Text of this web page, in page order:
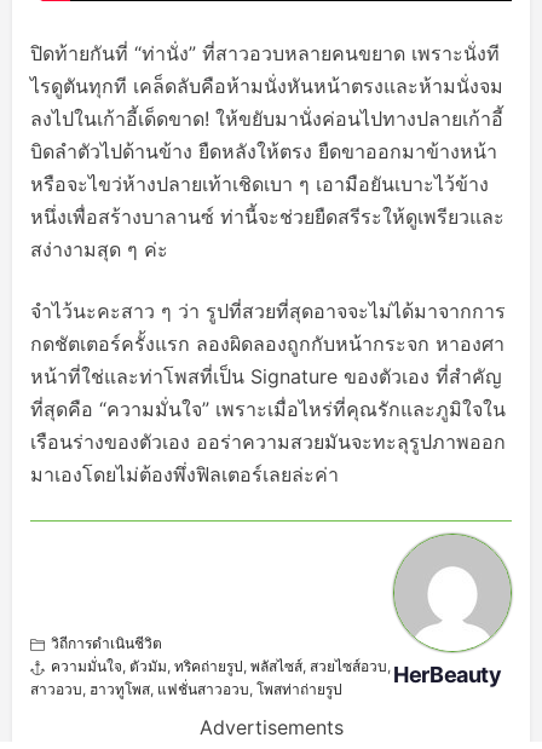
ปิดท้ายกันที่ “ท่านั่ง” ที่สาวอวบหลายคนขยาด เพราะนั่งที
ไรดูตันทุกที เคล็ดลับคือห้ามนั่งหันหน้าตรงและห้ามนั่งจม
ลงไปในเก้าอี้เด็ดขาด! ให้ขยับมานั่งค่อนไปทางปลายเก้าอี้
บิดลำตัวไปด้านข้าง ยืดหลังให้ตรง ยืดขาออกมาข้างหน้า
หรือจะไขว่ห้างปลายเท้าเชิดเบา ๆ เอามือยันเบาะไว้ข้าง
หนึ่งเพื่อสร้างบาลานซ์ ท่านี้จะช่วยยืดสรีระให้ดูเพรียวและ
สง่างามสุด ๆ ค่ะ
จำไว้นะคะสาว ๆ ว่า รูปที่สวยที่สุดอาจจะไม่ได้มาจากการ
กดชัตเตอร์ครั้งแรก ลองผิดลองถูกกับหน้ากระจก หาองศา
หน้าที่ใช่และท่าโพสที่เป็น Signature ของตัวเอง ที่สำคัญ
ที่สุดคือ “ความมั่นใจ” เพราะเมื่อไหร่ที่คุณรักและภูมิใจใน
เรือนร่างของตัวเอง ออร่าความสวยมันจะทะลุรูปภาพออก
มาเองโดยไม่ต้องพึ่งฟิลเตอร์เลยล่ะค่า
วิถีการดำเนินชีวิต
ความมั่นใจ, ตัวมัม, ทริคถ่ายรูป, พลัสไซส์, สวยไซส์อวบ,
สาวอวบ, ฮาวทูโพส, แฟชั่นสาวอวบ, โพสท่าถ่ายรูป
HerBeauty
Advertisements